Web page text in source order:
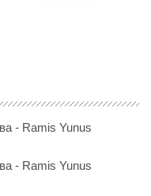
- Ramis Yunus
- Ramis Yunus